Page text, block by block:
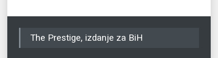
The Prestige, izdanje za BiH